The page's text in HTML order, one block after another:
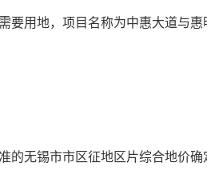
用地，项目名称为中惠大道与惠
的无锡市市区征地区片综合地价